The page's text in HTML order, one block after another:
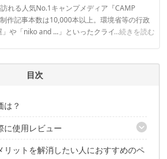
れる人気No.1キャンプメディア『CAMP
作記事本数は10,000本以上。環境省等の行政
や「niko and ...」といったクライアントとの
...続きを読む
編集部のプロフィール
目次
は？
に使用レビュー
強靭なペグがほしい方におすすめ
ットを解消したい人におすすめのペ